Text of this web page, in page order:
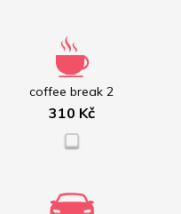
coffee break 2
310 Kč